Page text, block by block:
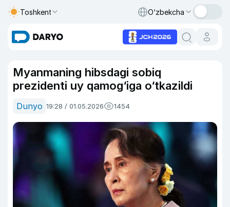
Toshkent O‘zbekcha
Myanmaning hibsdagi sobiq
prezidenti uy qamog‘iga o‘tkazildi
Dunyo 19:28 / 01.05.2026 1454